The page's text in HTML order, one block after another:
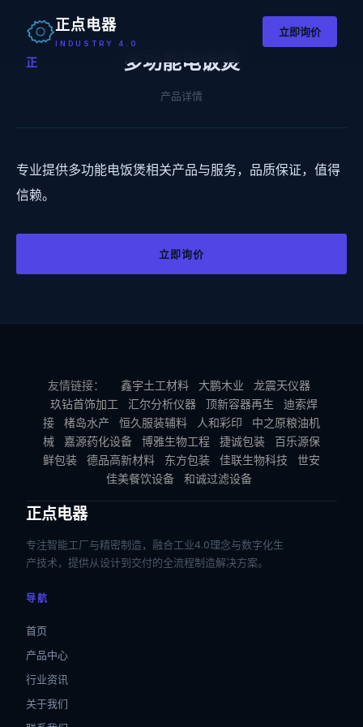
正
正点电器
INDUSTRY 4.0
立即询价
多功能电饭煲
产品详情
专业提供多功能电饭煲相关产品与服务，品质保证，值得
信赖。
立即询价
友情链接： 鑫宇土工材料 大鹏木业
龙震天仪器
玖钻首饰加工
汇尔分析仪器 顶新容器再生
迪索焊
接
楮岛水产 恒久服装辅料 人和彩印
中之原粮油机
械
嘉源药化设备 博雅生物工程 捷诚包装
百乐源保
鲜包装
德品高新材料 东方包装 佳联生物科技
世安
佳美餐饮设备
和诚过滤设备
正点电器
专注智能工厂与精密制造，融合工业4.0理念与数字化生
产技术，提供从设计到交付的全流程制造解决方案。
导航
首页
产品中心
行业资讯
关于我们